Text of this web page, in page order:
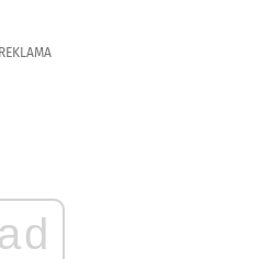
REKLAMA
ad